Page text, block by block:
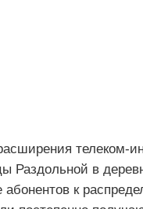
телеком-
Раздольной в
к